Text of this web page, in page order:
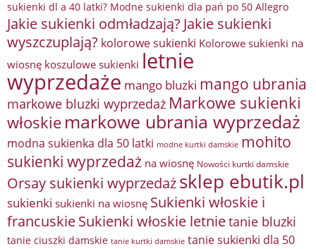
sukienki dl a 40 latki? Modne sukienki dla pań po 50 Allegro
Jakie sukienki odmładzają? Jakie sukienki
wyszczuplają? kolorowe sukienki Kolorowe sukienki na
wiosnę koszulowe sukienki letnie
wyprzedaże mango bluzki mango ubrania
markowe bluzki wyprzedaż Markowe sukienki
włoskie markowe ubrania wyprzedaż
modna sukienka dla 50 latki modne kurtki damskie mohito
sukienki wyprzedaż na wiosnę Nowości kurtki damskie
Orsay sukienki wyprzedażsklep ebutik.pl
sukienki sukienki na wiosnę Sukienki włoskie i
francuskieSukienki włoskie letnietanie bluzki
tanie ciuszki damskie tanie kurtki damskie tanie sukienki dla 50